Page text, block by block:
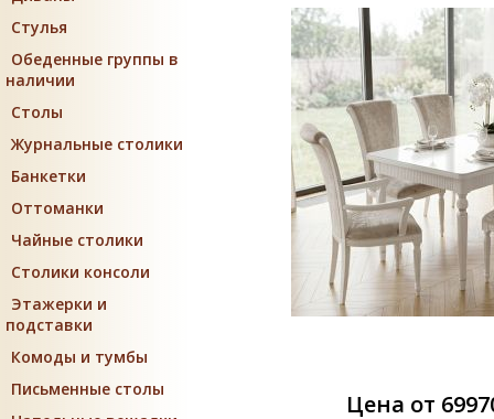
Стулья
Обеденные группы в
наличии
Столы
Журнальные столики
Банкетки
Оттоманки
Чайные столики
Столики консоли
Этажерки и
подставки
Комоды и тумбы
Письменные столы
Цена от